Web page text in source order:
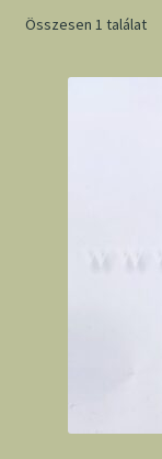
Összesen 1 találat